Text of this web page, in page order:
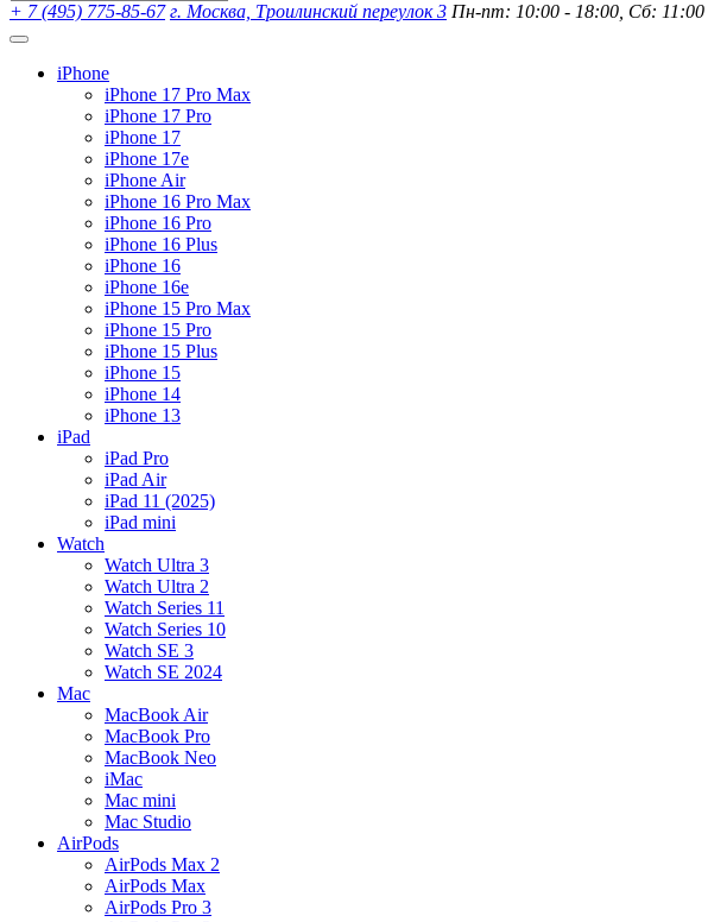
+ 7 (495) 775-85-67 г. Москва, Троилинский переулок 3 Пн-пт: 10:00 - 18:00, Сб: 11:00
iPhone
iPhone 17 Pro Max
iPhone 17 Pro
iPhone 17
iPhone 17e
iPhone Air
iPhone 16 Pro Max
iPhone 16 Pro
iPhone 16 Plus
iPhone 16
iPhone 16e
iPhone 15 Pro Max
iPhone 15 Pro
iPhone 15 Plus
iPhone 15
iPhone 14
iPhone 13
iPad
iPad Pro
iPad Air
iPad 11 (2025)
iPad mini
Watch
Watch Ultra 3
Watch Ultra 2
Watch Series 11
Watch Series 10
Watch SE 3
Watch SE 2024
Mac
MacBook Air
MacBook Pro
MacBook Neo
iMac
Mac mini
Mac Studio
AirPods
AirPods Max 2
AirPods Max
AirPods Pro 3